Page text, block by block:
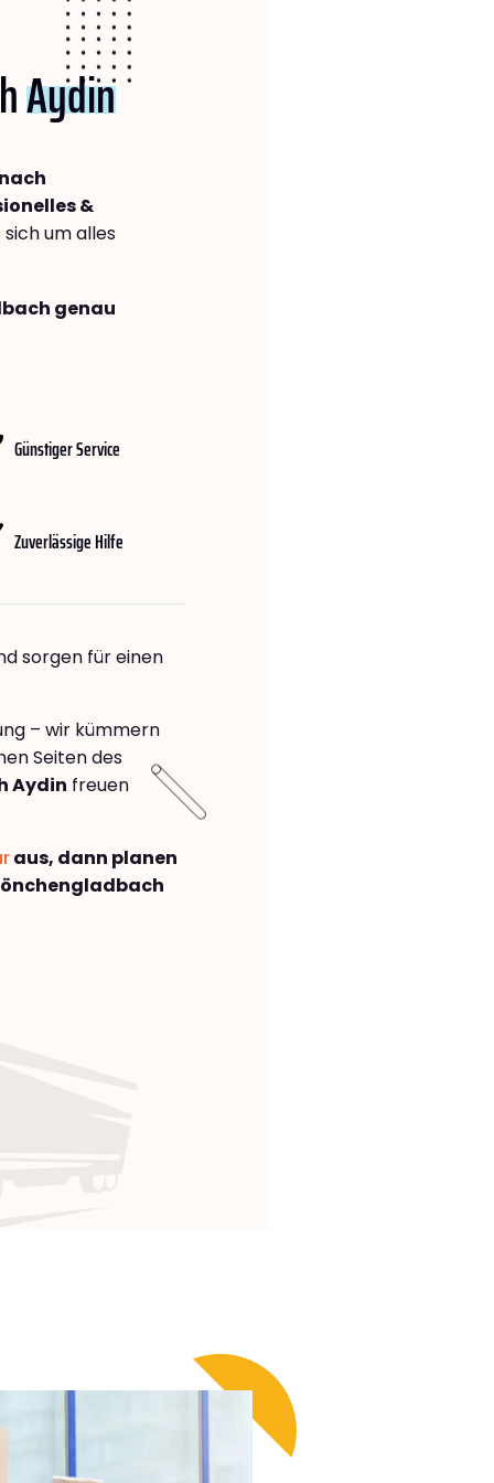
Aydin
&
sich um alles
genau
Günstiger Service
Zuverlässige Hilfe
sorgen für einen
– wir kümmern
Seiten des
Aydin freuen
aus, dann planen